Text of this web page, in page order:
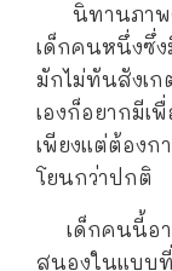
นิทานภาพส
เด็กคนหนึ่งซึ่ง
มักไม่ทันสังเก
เองก็อยากมีเ
เพียงแต่ต้องก
โยนกว่าปกติ
เด็กคนนี้อา
สนองในแบบ